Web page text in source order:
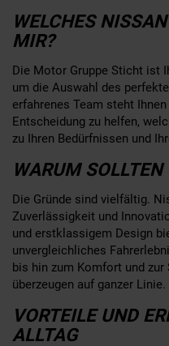
WELCHES
MIR?
Die Motor Gruppe Sticht ist
um die Auswahl des
erfahrenes Team steht
Entscheidung zu helfen,
zu Ihren Bedürfnissen und
WARUM
Die Gründe sind vielfältig.
Zuverlässigkeit und
und erstklassigem Design
unvergleichliches
bis hin zum Komfort und
überzeugen auf ganzer Linie.
VORTEILE UND
ALLTAG